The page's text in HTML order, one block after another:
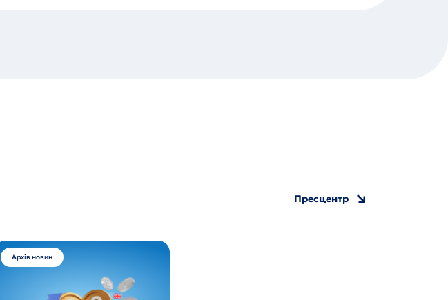
Пресцентр
Архів новин